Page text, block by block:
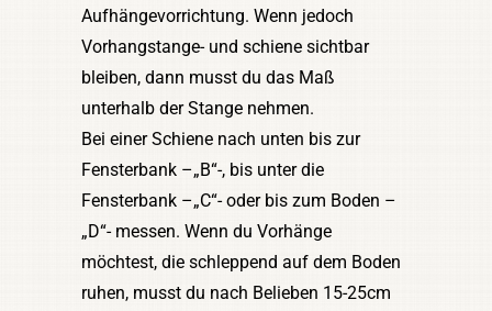
Aufhängevorrichtung. Wenn jedoch
Vorhangstange- und schiene sichtbar
bleiben, dann musst du das Maß
unterhalb der Stange nehmen.
Bei einer Schiene nach unten bis zur
Fensterbank –„B“-, bis unter die
Fensterbank –„C“- oder bis zum Boden –
„D“- messen. Wenn du Vorhänge
möchtest, die schleppend auf dem Boden
ruhen, musst du nach Belieben 15-25cm